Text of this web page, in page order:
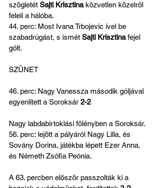
szögletét Sajti Krisztina közvetlen közelről
feleli a hálóba.
44. perc: Most Ivana Trbojevic ível be
szabadrúgást, s ismét Sajti Krisztina fejel
gólt.
SZÜNET
46. perc: Nagy Vanessza második góljával
egyenlített a Soroksár 2-2
Nagy labdabirtoklási fölényben a Soroksár.
56. perc: lejött a pályáról Nagy Lilla, és
Sovány Dorina, játékba lépett Ezer Anna,
és Németh Zsófia Peónia.
A 63. percben először passzolták ki a